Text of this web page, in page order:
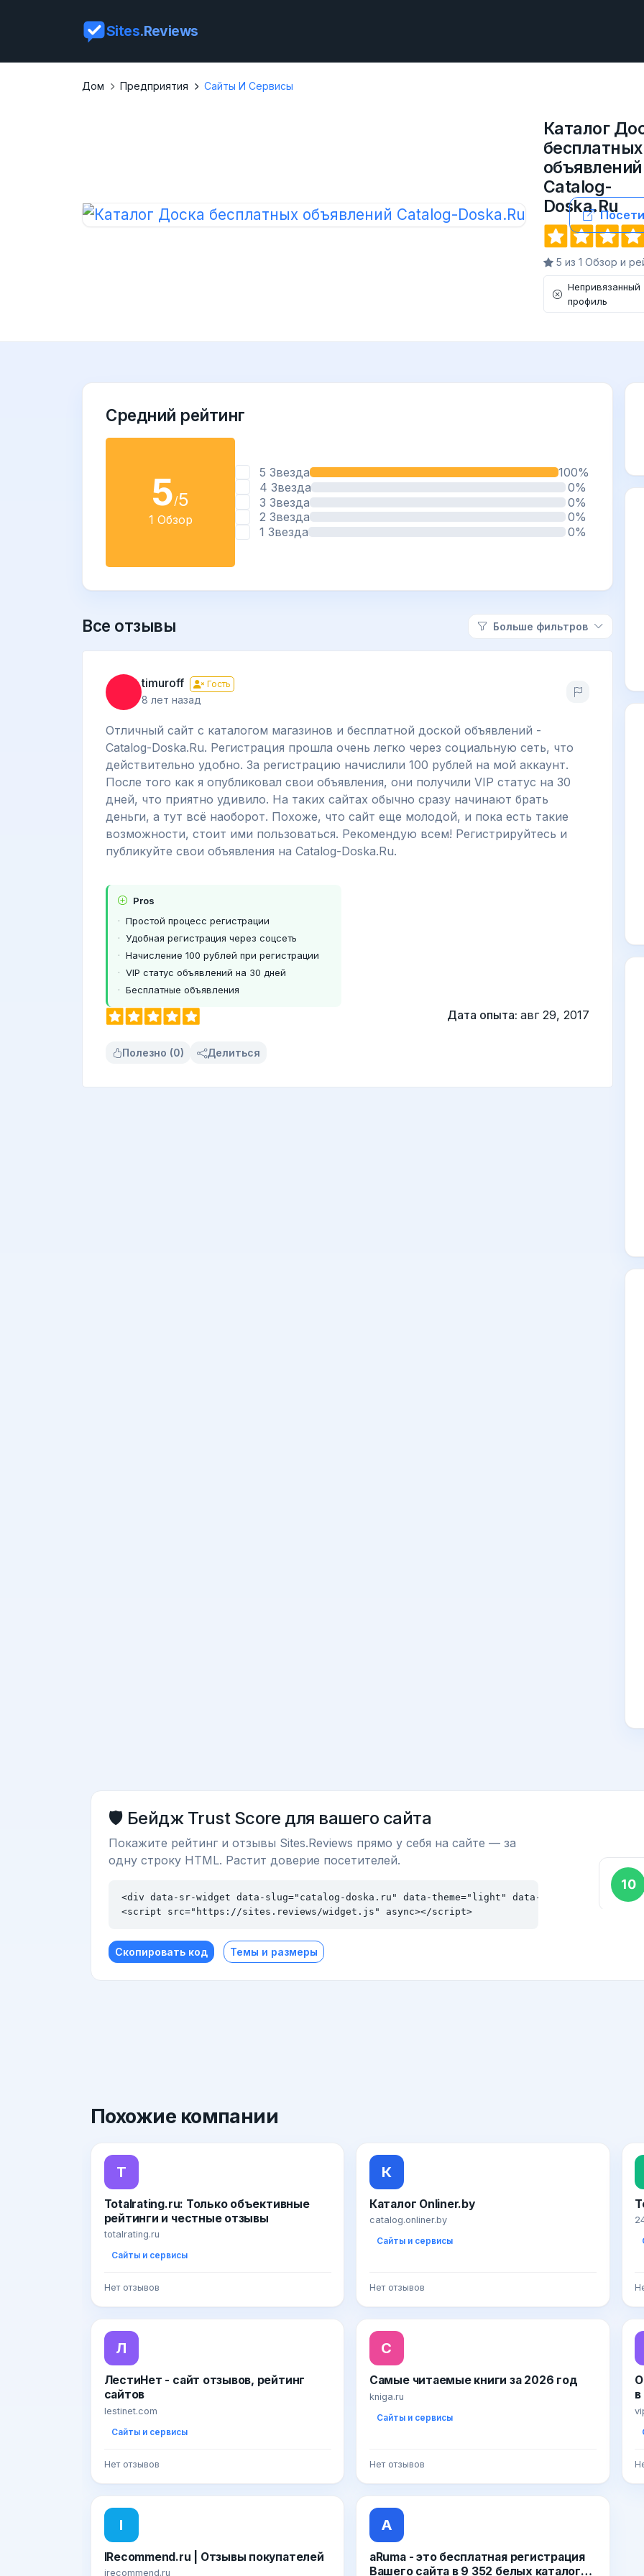
Sites.Reviews
Дом Предприятия Сайты И Сервисы
Каталог
бесплатных
объявлений
Catalog-
Doska.Ru
5 из 1 Обзор и
Непривязанный
профиль
Средний рейтинг
5/5
1 Обзор
5 Звезда
100%
4 Звезда
0%
3 Звезда
0%
2 Звезда
0%
1 Звезда
0%
Все отзывы Больше фильтров
timuroff Гость
8 лет назад
Отличный сайт с каталогом магазинов и бесплатной доской объявлений -
Catalog-Doska.Ru. Регистрация прошла очень легко через социальную сеть, что
действительно удобно. За регистрацию начислили 100 рублей на мой аккаунт.
После того как я опубликовал свои объявления, они получили VIP статус на 30
дней, что приятно удивило. На таких сайтах обычно сразу начинают брать
деньги, а тут всё наоборот. Похоже, что сайт еще молодой, и пока есть такие
возможности, стоит ими пользоваться. Рекомендую всем! Регистрируйтесь и
публикуйте свои объявления на Catalog-Doska.Ru.
Pros
Простой процесс регистрации
Удобная регистрация через соцсеть
Начисление 100 рублей при регистрации
VIP статус объявлений на 30 дней
Бесплатные объявления
Дата опыта: авг 29, 2017
Полезно (0) Делиться
🛡️ Бейдж Trust Score для вашего сайта
Покажите рейтинг и отзывы Sites.Reviews прямо у себя на сайте — за
одну строку HTML. Растит доверие посетителей.
<div data-sr-widget data-slug="catalog-doska.ru" data-theme="light" data-size="md"></div>
<script src="https://sites.reviews/widget.js" async></script>
Скопировать код Темы и размеры
Похожие компании
T
Totalrating.ru: Только объективные
рейтинги и честные отзывы
totalrating.ru
Сайты и сервисы
Нет отзывов
К
Каталог Onliner.by
catalog.onliner.by
Сайты и сервисы
Нет отзывов
Л
ЛестиНет - сайт отзывов, рейтинг
сайтов
lestinet.com
Сайты и сервисы
Нет отзывов
С
Самые читаемые книги за 2026 год
kniga.ru
Сайты и сервисы
Нет отзывов
I
IRecommend.ru | Отзывы покупателей
irecommend.ru
A
aRuma - это бесплатная регистрация
Вашего сайта в 9 352 белых каталогов